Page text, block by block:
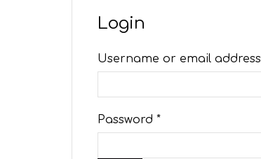
Login
Username or email address
Password *